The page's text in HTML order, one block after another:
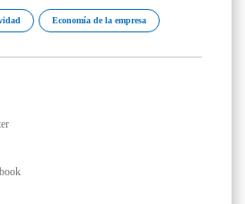
Economía de la empresa